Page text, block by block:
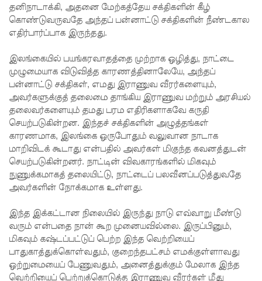
ஆசிரியர்
சங்கம்!
நவம்பரில்
பலத்தம
ழைக்கு
வாய்ப்பு -
எல்
நினோ
தாக்கத்தா
ல்
தீவிரமடை
யக்கூடும் -
வளிமண்
தனிநாடாக்கி, அதனை மேற்கத்தேய சக்திகளின் கீழ்
கொண்டுவருவதே அந்தப் பன்னாட்டு சக்திகளின் நீண்டகால
எதிர்பார்ப்பாக இருந்தது.
இலங்கையில் பயங்கரவாதத்தை முற்றாக ஒழித்து, நாட்டை
முழுமையாக விடுவித்த காரணத்தினாலேயே, அந்தப்
பன்னாட்டு சக்திகள், எமது இராணுவ வீரர்களையும்,
அவர்களுக்குத் தலைமை தாங்கிய இராணுவ மற்றும் அரசியல்
தலைவர்களையும் தமது பரம எதிரிகளாகவே கருதி
செயற்படுகின்றன. இந்தச் சக்திகளின் அழுத்தங்கள்
காரணமாக, இலங்கை ஒருபோதும் வலுவான நாடாக
மாறிவிடக் கூடாது என்பதில் அவர்கள் மிகுந்த கவனத்துடன்
செயற்படுகின்றனர். நாட்டின் விவகாரங்களில் மிகவும்
நுணுக்கமாகத் தலையிட்டு, நாட்டைப் பலவீனப்படுத்துவதே
அவர்களின் நோக்கமாக உள்ளது.
இந்த இக்கட்டான நிலையில் இருந்து நாடு எவ்வாறு மீண்டு
வரும் என்பதை நான் கூற முனையவில்லை. இருப்பினும்,
மிகவும் கஷ்டப்பட்டுப் பெற்ற இந்த வெற்றியைப்
பாதுகாத்துக்கொள்வதும், குறைந்தபட்சம் எமக்குள்ளாவது
ஒற்றுமையைப் பேணுவதும், அனைத்துக்கும் மேலாக இந்த
வெற்றியைப் பெற்றுக்கொடுத்த இராணுவ வீரர்கள் மீது